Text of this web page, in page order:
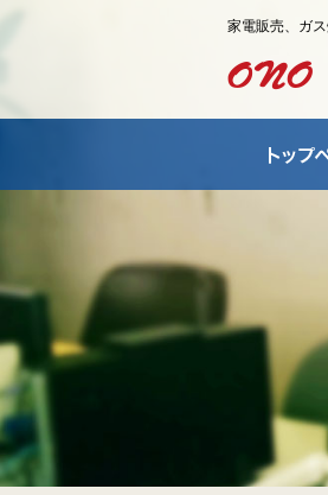
家電販売、ガ